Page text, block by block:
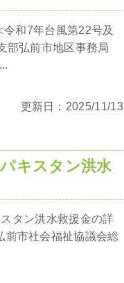
和7年台風第22号及
部弘前市地区事務局
更新日：2025/11/13
キスタン洪水
タン洪水救援金の詳
市社会福祉協議会総